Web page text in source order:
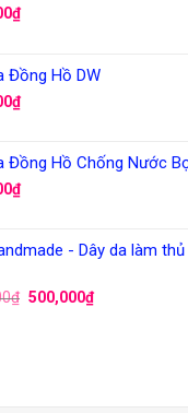
₫
Đồng Hồ DW
₫
Đồng Hồ Chống Nước
₫
- Dây da làm
₫ 500,000₫